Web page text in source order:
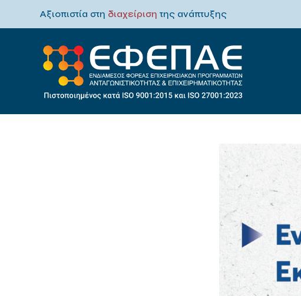
Αξιοπιστία στη διαχείριση της ανάπτυξης